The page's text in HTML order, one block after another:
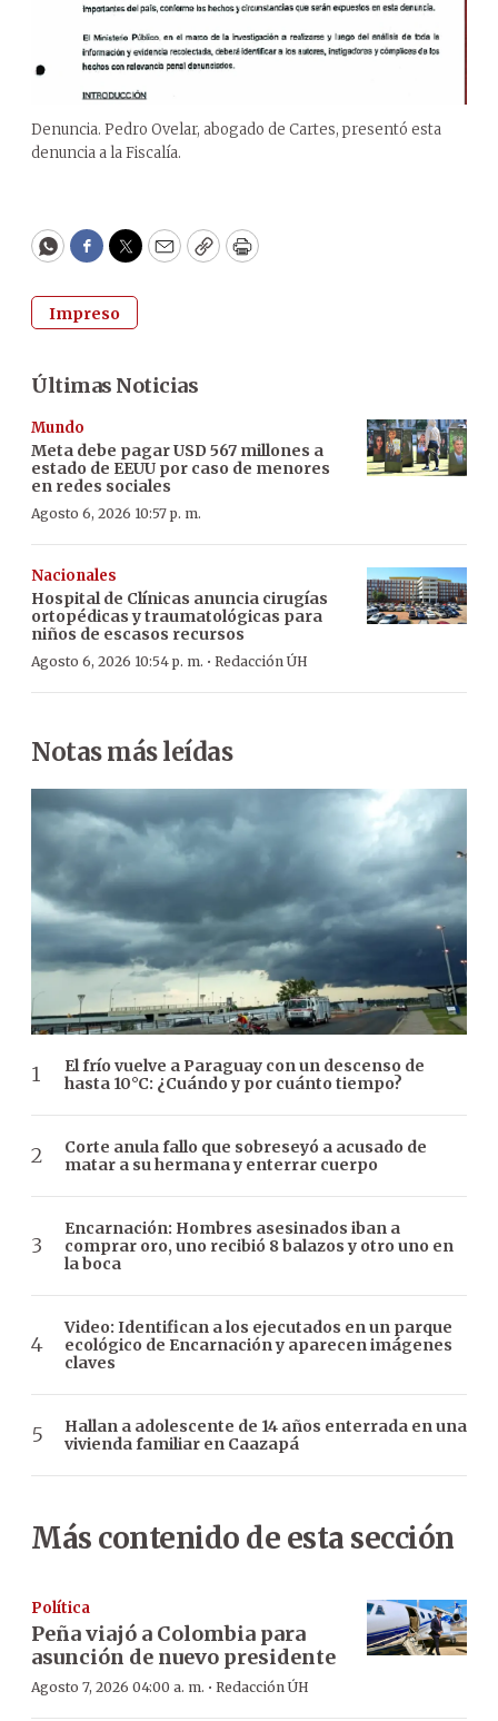
Denuncia. Pedro Ovelar, abogado de Cartes, presentó esta
denuncia a la Fiscalía.
WhatsApp
Facebook
Twitter
EmailCopyPrint
Impreso
Últimas Noticias
Mundo
Meta debe pagar USD 567 millones a
estado de EEUU por caso de menores
en redes sociales
Agosto 6, 2026 10:57 p. m.
Nacionales
Hospital de Clínicas anuncia cirugías
ortopédicas y traumatológicas para
niños de escasos recursos
Agosto 6, 2026 10:54 p. m. · Redacción ÚH
Notas más leídas
El frío vuelve a Paraguay con un descenso de
hasta 10°C: ¿Cuándo y por cuánto tiempo?
Corte anula fallo que sobreseyó a acusado de
matar a su hermana y enterrar cuerpo
Encarnación: Hombres asesinados iban a
comprar oro, uno recibió 8 balazos y otro uno en
la boca
Video: Identifican a los ejecutados en un parque
ecológico de Encarnación y aparecen imágenes
claves
Hallan a adolescente de 14 años enterrada en una
vivienda familiar en Caazapá
Más contenido de esta sección
Política
Peña viajó a Colombia para
asunción de nuevo presidente
Agosto 7, 2026 04:00 a. m. · Redacción ÚH